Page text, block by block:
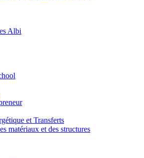
Albi
et Transferts
matériaux et des structures